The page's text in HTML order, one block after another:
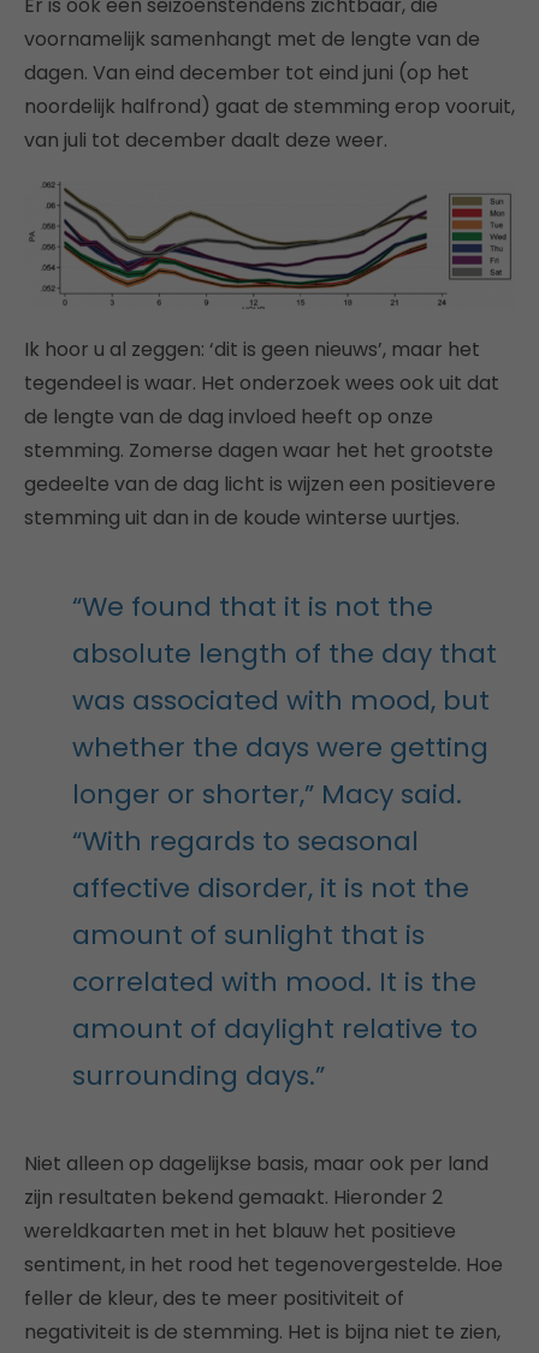
voornamelijk samenhangt met de lengte van de
dagen. Van eind december tot eind juni (op het
noordelijk halfrond) gaat de stemming erop vooruit,
van juli tot december daalt deze weer.
Ik hoor u al zeggen: ‘dit is geen nieuws’, maar het
tegendeel is waar. Het onderzoek wees ook uit dat
de lengte van de dag invloed heeft op onze
stemming. Zomerse dagen waar het het grootste
gedeelte van de dag licht is wijzen een positievere
stemming uit dan in de koude winterse uurtjes.
“We found that it is not the
absolute length of the day that
was associated with mood, but
whether the days were getting
longer or shorter,” Macy said.
“With regards to seasonal
affective disorder, it is not the
amount of sunlight that is
correlated with mood. It is the
amount of daylight relative to
surrounding days.”
Niet alleen op dagelijkse basis, maar ook per land
zijn resultaten bekend gemaakt. Hieronder 2
wereldkaarten met in het blauw het positieve
sentiment, in het rood het tegenovergestelde. Hoe
feller de kleur, des te meer positiviteit of
negativiteit is de stemming. Het is bijna niet te zien,